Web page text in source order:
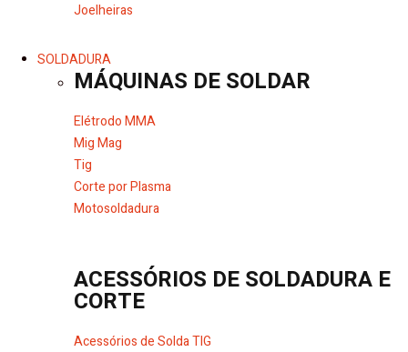
Joelheiras
SOLDADURA
MÁQUINAS DE SOLDAR
Elétrodo MMA
Mig Mag
Tig
Corte por Plasma
Motosoldadura
ACESSÓRIOS DE SOLDADURA E
CORTE
Acessórios de Solda TIG